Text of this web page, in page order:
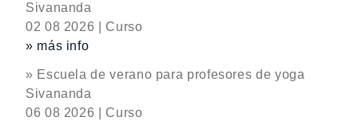
Sivananda
02 08 2026 | Curso
» más info
» Escuela de verano para profesores de yoga
Sivananda
06 08 2026 | Curso